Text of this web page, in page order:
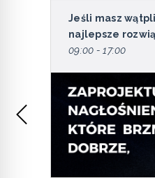
Jeśli masz
najlepsze
09:00 - 17:00